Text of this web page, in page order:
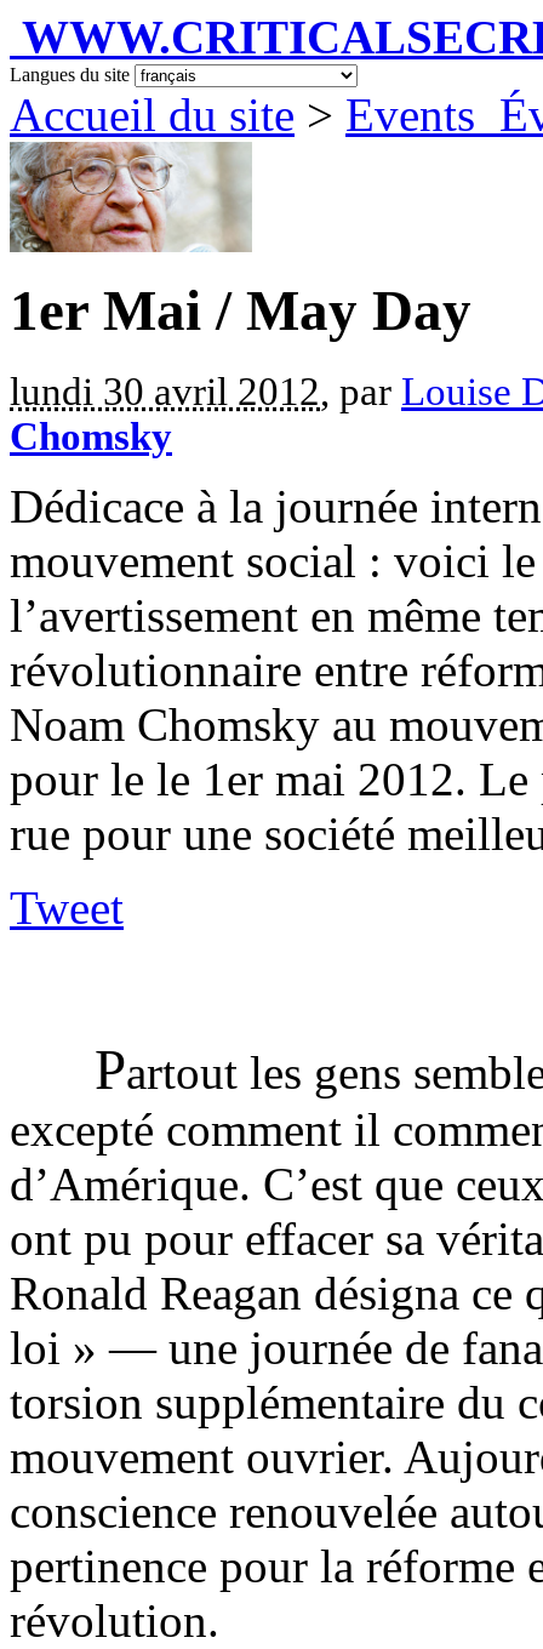
Langues du site
Accueil du site >
1er Mai / May Day
lundi 30 avril 2012, par Louise
Chomsky
Dédicace à la journée
mouvement social : voici le
l’avertissement en même
révolutionnaire entre
Noam Chomsky au
pour le le 1er mai 2012.
rue pour une société
Tweet
Partout les gens
excepté comment il
d’Amérique. C’est que
ont pu pour effacer sa
Ronald Reagan désigna ce
loi » — une journée de
torsion supplémentaire du
mouvement ouvrier.
conscience renouvelée
pertinence pour la réforme
révolution.